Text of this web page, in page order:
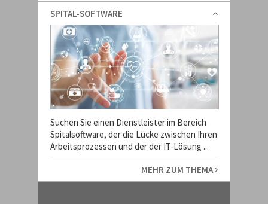
SPITAL-SOFTWARE
Suchen Sie einen Dienstleister im Bereich
Spitalsoftware, der die Lücke zwischen Ihren
Arbeitsprozessen und der der IT-Lösung ...
MEHR ZUM THEMA